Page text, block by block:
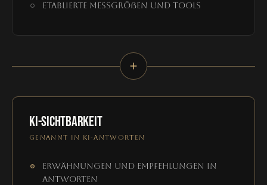
Etablierte Messgrößen und Tools
KI-SICHTBARKEIT
GENANNT IN KI-ANTWORTEN
Erwähnungen und Empfehlungen in
Antworten